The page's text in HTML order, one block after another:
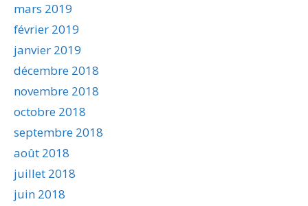
mars 2019
février 2019
janvier 2019
décembre 2018
novembre 2018
octobre 2018
septembre 2018
août 2018
juillet 2018
juin 2018